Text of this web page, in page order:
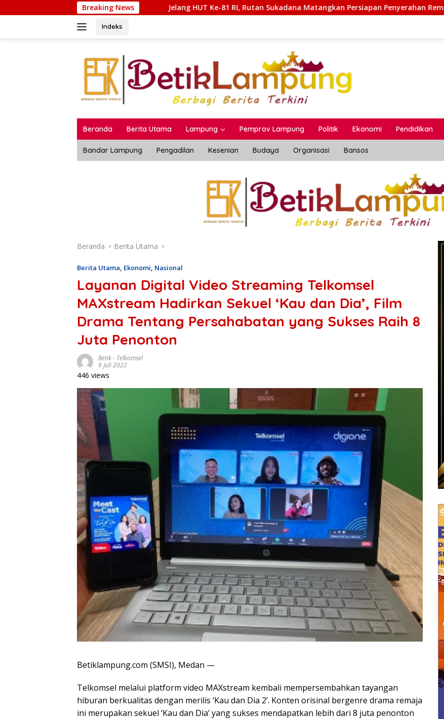
ke
Breaking News
Jelang HUT Ke-81 RI, Rutan Sukadana Matangkan Persiapan Penyerahan Remisi Bersama Pemkab Lamtim
Indeks
Beranda Berita Utama Lampung Pemprov Lampung Politik Ekonomi Pendidikan
Bandar Lampung Pengadilan Kesenian Budaya Organisasi Bansos
Beranda Berita Utama
Berita Utama, Ekonomi, Nasional
Layanan Digital Video Streaming Telkomsel
MAXstream Hadirkan Sekuel ‘Kau dan Dia’, Film
Drama Tentang Persahabatan yang Sukses Raih 8
Juta Penonton
Betik- Telkomsel
9 Juli 2022
446 views
Betiklampung.com (SMSI), Medan —
Telkomsel melalui platform video MAXstream kembali mempersembahkan tayangan
hiburan berkualitas dengan merilis ‘Kau dan Dia 2’. Konten orisinal bergenre drama remaja
ini merupakan sekuel ‘Kau dan Dia’ yang sukses mendapatkan lebih dari 8 juta penonton